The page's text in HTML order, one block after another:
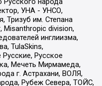
УНА - УНСО,
Тризуб им. Степана
Misanthropic division,
инглиизма,
TulaSkins,
Русское
Мечеть Мирмамеда,
г. Астрахани, ВОЛЯ,
Рубеж Севера, ТОЙС,